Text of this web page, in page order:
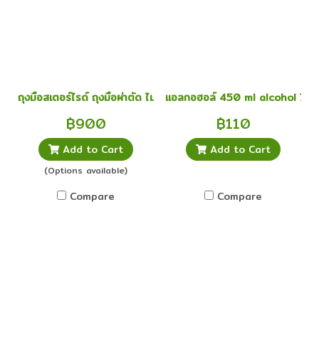
ถุงมือสเตอร์ไรด์ ถุงมือผ่าตัด ไม่มีแป้ง sterile เบอร์ 6 เบอร์ 6.5 เบอ
฿900
Add to Cart
(Options available)
Compare
แอลกอฮอล์ 450 ml alcohol
฿110
Add to Cart
Compare